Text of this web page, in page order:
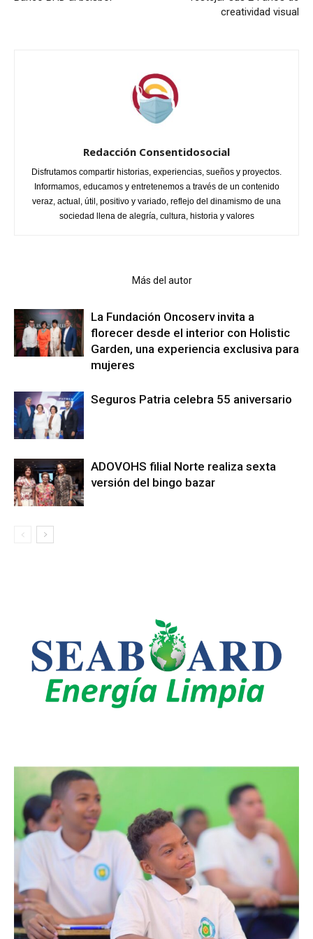
creatividad visual
Redacción Consentidosocial
Disfrutamos compartir historias, experiencias, sueños y proyectos.
Informamos, educamos y entretenemos a través de un contenido
veraz, actual, útil, positivo y variado, reflejo del dinamismo de una
sociedad llena de alegría, cultura, historia y valores
Más del autor
La Fundación Oncoserv invita a
florecer desde el interior con Holistic
Garden, una experiencia exclusiva para
mujeres
Seguros Patria celebra 55 aniversario
ADOVOHS filial Norte realiza sexta
versión del bingo bazar